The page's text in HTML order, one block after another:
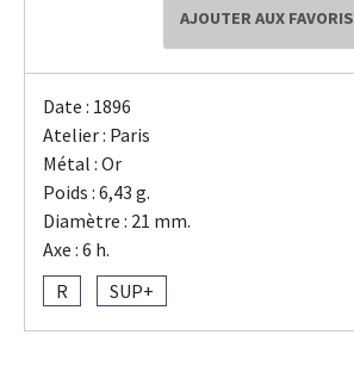
AJOUTER AUX FAVORIS
Date : 1896
Atelier : Paris
Métal : Or
Poids : 6,43 g.
Diamètre : 21 mm.
Axe : 6 h.
R
SUP+